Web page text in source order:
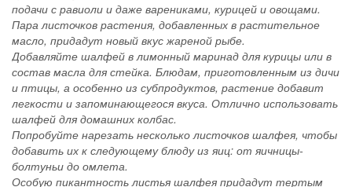
подачи с равиоли и даже варениками, курицей и овощами.
Пара листочков растения, добавленных в растительное
масло, придадут новый вкус жареной рыбе.
Добавляйте шалфей в лимонный маринад для курицы или в
состав масла для стейка. Блюдам, приготовленным из дичи
и птицы, а особенно из субпродуктов, растение добавит
легкости и запоминающегося вкуса. Отлично использовать
шалфей для домашних колбас.
Попробуйте нарезать несколько листочков шалфея, чтобы
добавить их к следующему блюду из яиц: от яичницы-
болтуньи до омлета.
Особую пикантность листья шалфея придадут тертым